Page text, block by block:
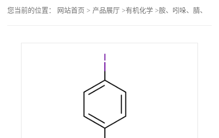
公
您当前的位置： 网站首页 > 产品展厅 >有机化学 >胺、吲哚、腈、